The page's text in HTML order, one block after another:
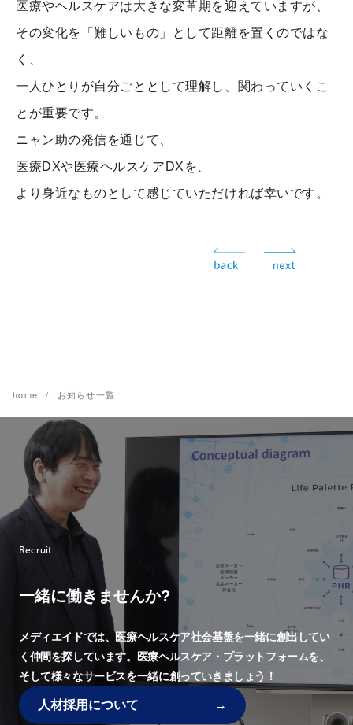
医療やヘルスケアは大きな変革期を迎えていますが、
その変化を「難しいもの」として距離を置くのではな
く、
一人ひとりが自分ごととして理解し、関わっていくこ
とが重要です。
ニャン助の発信を通じて、
医療DXや医療ヘルスケアDXを、
より身近なものとして感じていただければ幸いです。
home お知らせ一覧
Recruit
一緒に働きませんか?
メディエイドでは、医療ヘルスケア社会基盤を一緒に創出してい
く仲間を探しています。
医療ヘルスケア・プラットフォームを、
そして様々なサービスを一緒に創っていきましょう！
人材採用について